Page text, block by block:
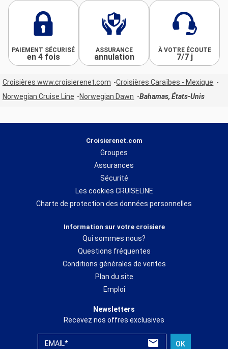
PAIEMENT SÉCURISÉ
en 4 fois
ASSURANCE
annulation
À VOTRE ÉCOUTE
7/7 j
Croisières www.croisierenet.com
Croisières Caraïbes - Mexique
Norwegian Cruise Line
Norwegian Dawn Bahamas, États-Unis
Croisierenet.com
Groupes
Assurances
Sécurité
Les cookies CRUISELINE
Charte de protection des données personnelles
Information sur votre croisiere
Qui sommes nous?
Questions fréquentes
Conditions générales de ventes
Plan du site
Emploi
Newsletters
Recevez nos offres exclusives
EMAIL* OK